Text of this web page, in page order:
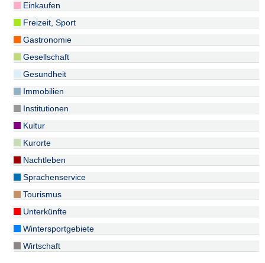
Einkaufen
Freizeit, Sport
Gastronomie
Gesellschaft
Gesundheit
Immobilien
Institutionen
Kultur
Kurorte
Nachtleben
Sprachenservice
Tourismus
Unterkünfte
Wintersportgebiete
Wirtschaft